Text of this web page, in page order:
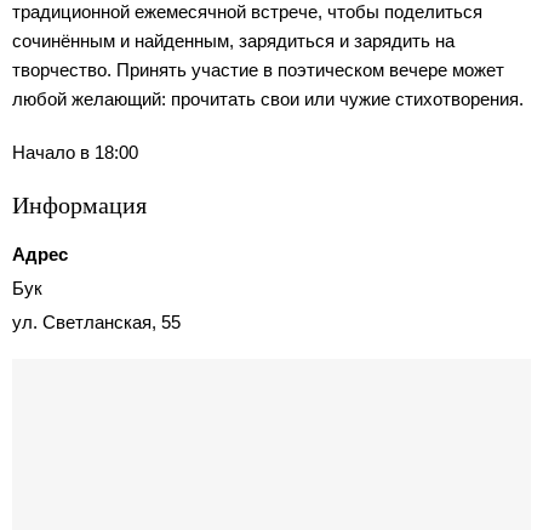
традиционной ежемесячной встрече, чтобы поделиться
сочинённым и найденным, зарядиться и зарядить на
творчество. Принять участие в поэтическом вечере может
любой желающий: прочитать свои или чужие стихотворения.
Начало в 18:00
Информация
Адрес
Бук
ул. Светланская, 55